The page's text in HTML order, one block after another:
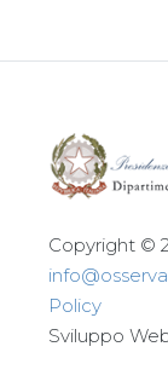
Copyright ©
Policy
Sviluppo